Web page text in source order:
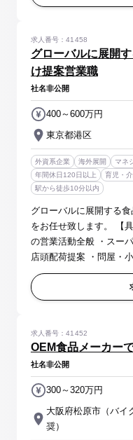
グローバルに展開
け提案営業職
求人番号：41458
社名非公開
東京都港区
400～600万円
外資系企業 海外展開 マネ
年間休日120日以上
育児・
駅から徒歩10分以内
グローバルに展開する
をお任せ致します。 【具体的には】 ◆小売向けの家庭用商品
の営業活動全般 ・スー
店頭配荷提案 ・問屋・
示会・フェアなどの企
トへの提案がメ...
OEM食品メーカー
求人番号：41452
社名非公開
大阪府松原市（バイ
奨）
300～320万円